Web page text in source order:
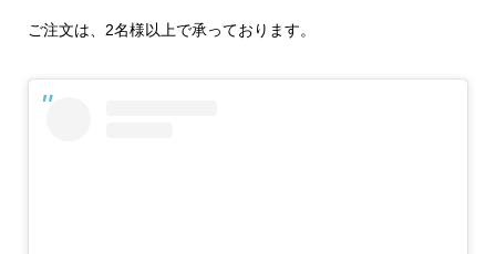
ご注文は、2名様以上で承っております。